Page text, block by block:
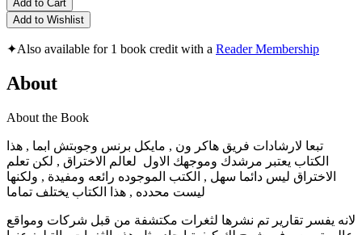
Add to Cart
Add to Wishlist
✦Also available for 1 book credit with a Reader Membership
About
About the Book
تبعا لارشادات فريق هاكر ون , مايكل برنس وجوبتش ابما , هذا
الكتاب يعتبر مرشدك وموجهك الاول لعالم الاختراق , لكن تعلم
الاختراق ليس دائما سهل , الكتب الموجوده رائعه ومفيدة , ولكنها
لانه يفسر تقارير تم نشرها لثغرات مكتشفة من قبل شركات ومواقع